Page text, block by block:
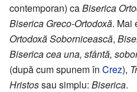
contemporan) caBiserica
Biserica Greco-Ortodoxă. Mai
Ortodoxă Sobornicească,
Biserica cea una, sfântă,
(după cum spunem în Crez),
Hristossau simplu: Biserica.